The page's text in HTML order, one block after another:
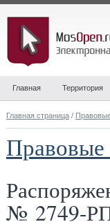
Главная Территория
Главная страница /
№ 2749-РП